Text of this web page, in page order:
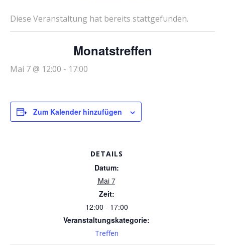
Diese Veranstaltung hat bereits stattgefunden.
Monatstreffen
Mai 7 @ 12:00 - 17:00
Zum Kalender hinzufügen
DETAILS
Datum:
Mai 7
Zeit:
12:00 - 17:00
Veranstaltungskategorie:
Treffen